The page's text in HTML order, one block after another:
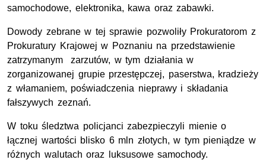
samochodowe, elektronika, kawa oraz zabawki.
Dowody zebrane w tej sprawie pozwoliły Prokuratorom z
Prokuratury Krajowej w Poznaniu na przedstawienie
zatrzymanym zarzutów, w tym działania w
zorganizowanej grupie przestępczej, paserstwa, kradzieży
z włamaniem, poświadczenia nieprawy i składania
fałszywych zeznań.
W toku śledztwa policjanci zabezpieczyli mienie o
łącznej wartości blisko 6 mln złotych, w tym pieniądze w
różnych walutach oraz luksusowe samochody.